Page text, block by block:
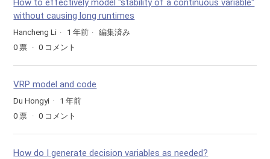
How to effectively model "stability of a continuous variable"
without causing long runtimes
Hancheng Li 1 年前
編集済み
0 票 0 コメント
VRP model and code
Du Hongyi
1 年前
0 票 0 コメント
How do I generate decision variables as needed?